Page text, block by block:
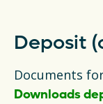
Deposit
Documents
Downloads